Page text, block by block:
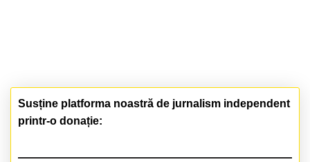
Susține platforma noastră de jurnalism independent
printr-o donație: